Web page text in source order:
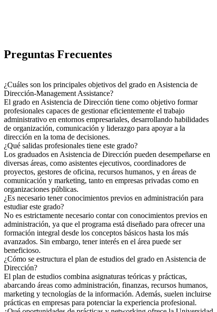
Preguntas Frecuentes
¿Cuáles son los principales objetivos del grado en Asistencia de
Dirección-Management Assistance?
El grado en Asistencia de Dirección tiene como objetivo formar
profesionales capaces de gestionar eficientemente el trabajo
administrativo en entornos empresariales, desarrollando habilidades
de organización, comunicación y liderazgo para apoyar a la
dirección en la toma de decisiones.
¿Qué salidas profesionales tiene este grado?
Los graduados en Asistencia de Dirección pueden desempeñarse en
diversas áreas, como asistentes ejecutivos, coordinadores de
proyectos, gestores de oficina, recursos humanos, y en áreas de
comunicación y marketing, tanto en empresas privadas como en
organizaciones públicas.
¿Es necesario tener conocimientos previos en administración para
estudiar este grado?
No es estrictamente necesario contar con conocimientos previos en
administración, ya que el programa está diseñado para ofrecer una
formación integral desde los conceptos básicos hasta los más
avanzados. Sin embargo, tener interés en el área puede ser
beneficioso.
¿Cómo se estructura el plan de estudios del grado en Asistencia de
Dirección?
El plan de estudios combina asignaturas teóricas y prácticas,
abarcando áreas como administración, finanzas, recursos humanos,
marketing y tecnologías de la información. Además, suelen incluirse
prácticas en empresas para potenciar la experiencia profesional.